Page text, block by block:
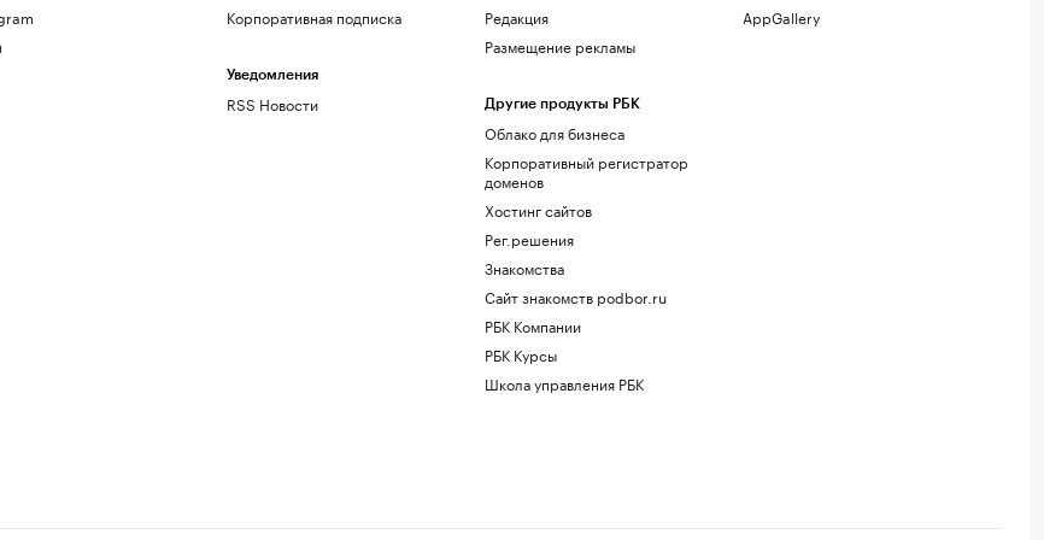
Корпоративная подписка
Уведомления
RSS Новости
Редакция
Размещение рекламы
Другие продукты РБК
Облако для бизнеса
Корпоративный регистратор
доменов
Хостинг сайтов
Рег.решения
Знакомства
Сайт знакомств podbor.ru
РБК Компании
РБК Курсы
Школа управления РБК
AppGallery